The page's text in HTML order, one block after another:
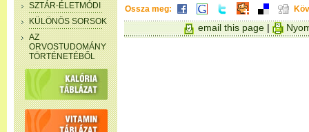
SZTÁR-ÉLETMÓDI
KÜLÖNÖS SORSOK
AZ
ORVOSTUDOMÁNY
TÖRTÉNETÉBŐL
Ossza meg:
email this page |